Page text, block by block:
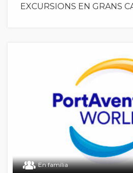
EXCURSIONS EN GRANS
En família